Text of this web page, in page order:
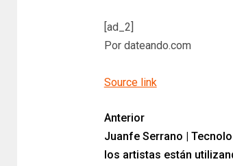
[ad_2]
Por dateando.com
Source link
Anterior
Juanfe Serrano |
los artistas están